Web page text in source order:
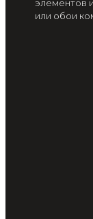
элементов
или обои